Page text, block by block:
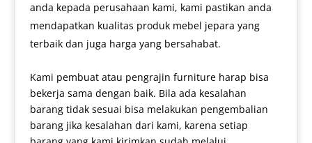
anda kepada perusahaan kami, kami pastikan anda
mendapatkan kualitas produk mebel jepara yang
terbaik dan juga harga yang bersahabat.
Kami pembuat atau pengrajin furniture harap bisa
bekerja sama dengan baik. Bila ada kesalahan
barang tidak sesuai bisa melakukan pengembalian
barang jika kesalahan dari kami, karena setiap